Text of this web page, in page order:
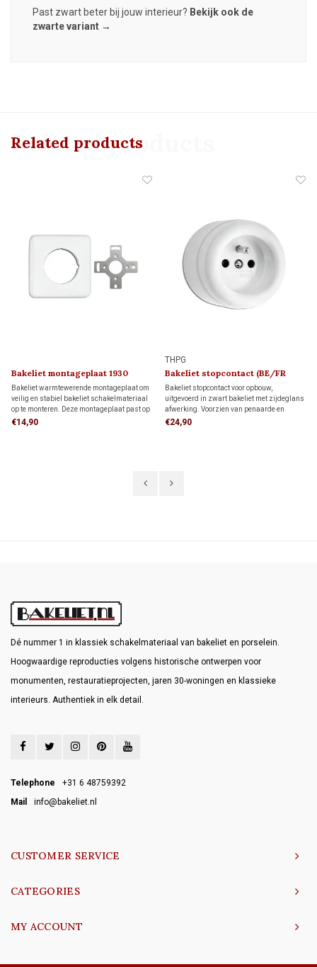
Past zwart beter bij jouw interieur? Bekijk ook de
zwarte variant →
Related products
Related products
Bakeliet montageplaat 1930
Bakeliet warmtewerende montageplaat om
veilig en stabiel bakeliet schakelmateriaal
op te monteren. Deze montageplaat past op
1 inbouwdoos, maar kan ook direct op de
€14,90
THPG
Bakeliet stopcontact (BE/FR
kindveilig) 1930
Bakeliet stopcontact voor opbouw,
uitgevoerd in zwart bakeliet met zijdeglans
afwerking. Voorzien van penaarde en
kinderbeveiliging. Geschikt voor bedrading
€24,90
Dé nummer 1 in klassiek schakelmateriaal van bakeliet en porselein.
Hoogwaardige reproducties volgens historische ontwerpen voor
monumenten, restauratieprojecten, jaren 30-woningen en klassieke
interieurs. Authentiek in elk detail.
Telephone
+31 6 48759392
Mail
info@bakeliet.nl
CUSTOMER SERVICE
CATEGORIES
MY ACCOUNT